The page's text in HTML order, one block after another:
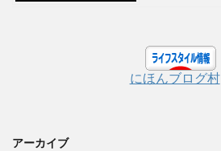
にほんブログ村
アーカイブ